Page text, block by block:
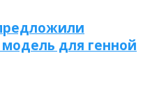
для генной